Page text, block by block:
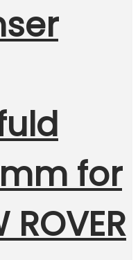
for
ROVER